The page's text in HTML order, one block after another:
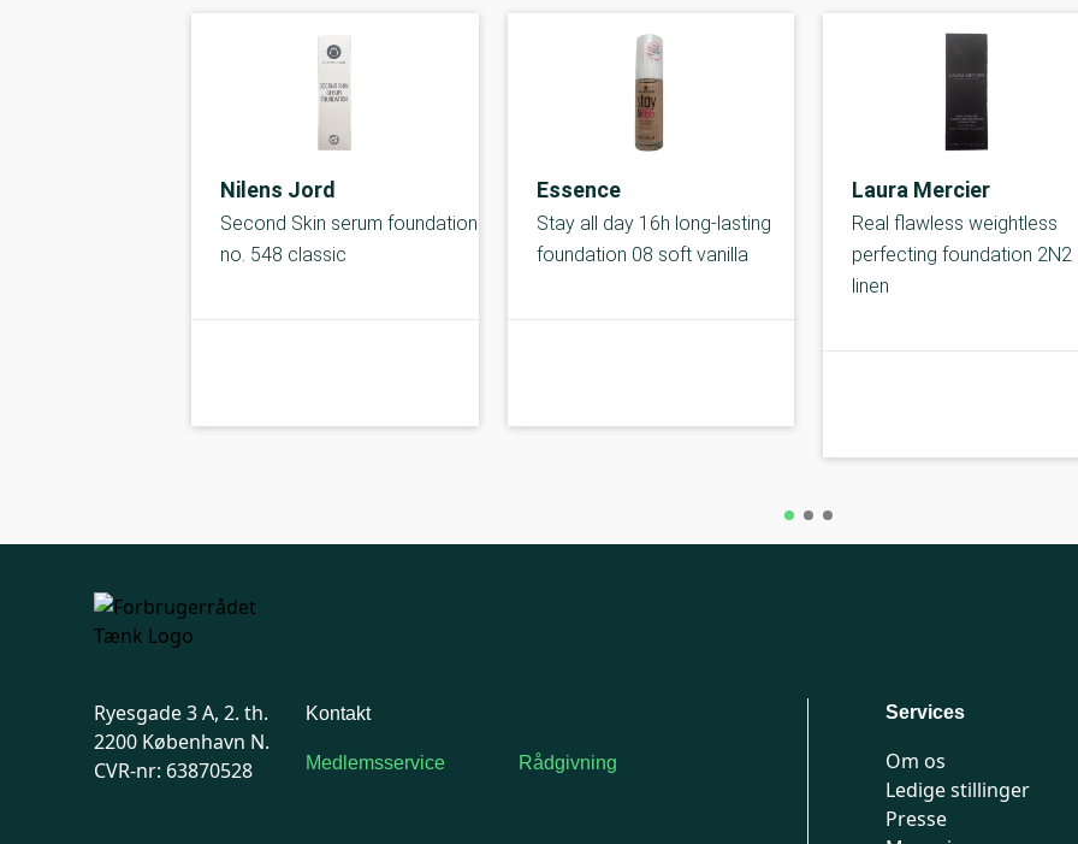
Nilens Jord
Second Skin serum foundation
no. 548 classic
Essence
Stay all day 16h long-lasting
foundation 08 soft vanilla
Laura Mercier
Real flawless weightless
perfecting foundation 2N2
linen
A-kolbe
Ryesgade 3 A, 2. th.
2200 København N.
CVR-nr: 63870528
Kontakt
Medlemsservice Rådgivning
Services
Om os
Ledige stillinger
Presse